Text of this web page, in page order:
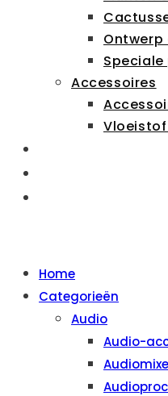
Ontwerp
Accessoires
Home
Categorieën
Audio
Audio-